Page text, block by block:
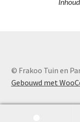
© Frakoo Tuin en
Gebouwd met